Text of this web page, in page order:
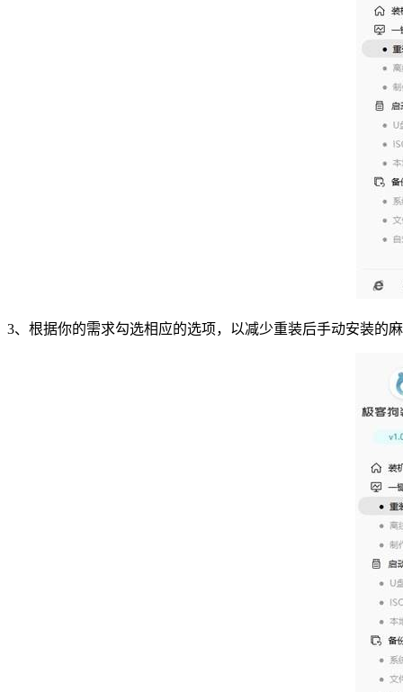
3、根据你的需求勾选相应的选项，以减少重装后手动安装的